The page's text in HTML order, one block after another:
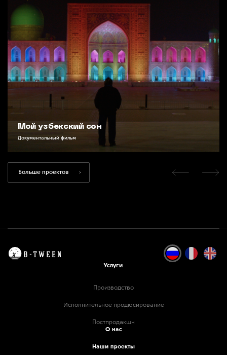
Мой узбекский сон
Документальный фильм
Больше проектов
Услуги
Производство
Исполнительное продюсирование
Постпродакшн
О нас
Наши проекты